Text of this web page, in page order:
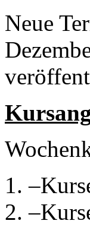
Neue
1.
2.